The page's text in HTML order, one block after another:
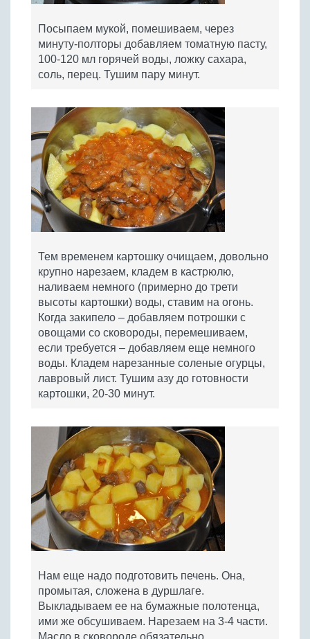
Посыпаем мукой, помешиваем, через
минуту-полторы добавляем томатную пасту,
100-120 мл горячей воды, ложку сахара,
соль, перец. Тушим пару минут.
Тем временем картошку очищаем, довольно
крупно нарезаем, кладем в кастрюлю,
наливаем немного (примерно до трети
высоты картошки) воды, ставим на огонь.
Когда закипело – добавляем потрошки с
овощами со сковороды, перемешиваем,
если требуется – добавляем еще немного
воды. Кладем нарезанные соленые огурцы,
лавровый лист. Тушим азу до готовности
картошки, 20-30 минут.
Нам еще надо подготовить печень. Она,
промытая, сложена в дуршлаге.
Выкладываем ее на бумажные полотенца,
ими же обсушиваем. Нарезаем на 3-4 части.
Масло в сковороде обязательно